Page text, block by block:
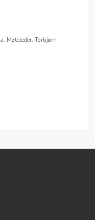
Møteleder: Torbjørn